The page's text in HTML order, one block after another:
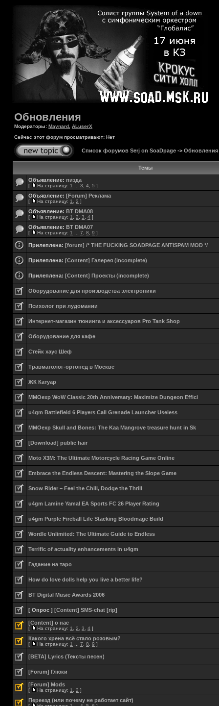
Обновления
Модераторы: Maynard ALuserX
Сейчас этот форум просматривают: Нет
Список форумов Serj on SoaDpage -> Обновления
Темы
Объявление: пизда
[ На страницу: 1 3 4 5 ]
Объявление: [Forum] Реклама
[ На страницу: 1 2 ]
Объявление: BT DMA08
[ На страницу: 1 2 3 4 ]
Объявление: BT DMA07
[ На страницу: 1 7 8 9 ]
Прилеплена: [forum] /* THE FUCKING SOADPAGE ANTISPAM MOD */
Прилеплена: [Content] Галерея (incomplete)
Прилеплена: [Content] Проекты (incomplete)
Оборудование для производства электроники
Психолог при лудомании
Интернет-магазин тюнинга и аксессуаров Pro Tank Shop
Оборудование для кафе
Стейк хаус Шеф
Травматолог-ортопед в Москве
ЖК Катуар
MMOexp WoW Classic 20th Anniversary: Maximize Dungeon Effici
u4gm Battlefield 6 Players Call Grenade Launcher Useless
MMOexp Skull and Bones: The Kaa Mangrove treasure hunt in Sk
[Download] public hair
Moto X3M: The Ultimate Motorcycle Racing Game Online
Embrace the Endless Descent: Mastering the Slope Game
Snow Rider – Feel the Chill, Dodge the Thrill
u4gm Lamine Yamal EA Sports FC 26 Player Rating
u4gm Purple Fireball Life Stacking Bloodmage Build
Wordle Unlimited: The Ultimate Guide to Endless
Terrific of actuality enhancements in u4gm
Гадание на таро
How do love dolls help you live a better life?
BT Digital Music Awards 2006
[ Опрос ] [Content] SMS-chat [rip]
[Content] о нас
[ На страницу: 1 2 3 4 ]
Какого хрена всё стало розовым?
[ На страницу: 1 7 8 9 ]
[BETA] Lyrics (Тексты песен)
[Forum] Глюки
[Forum] Mods
[ На страницу: 1 2 ]
Переезд (или почему не работает сайт)